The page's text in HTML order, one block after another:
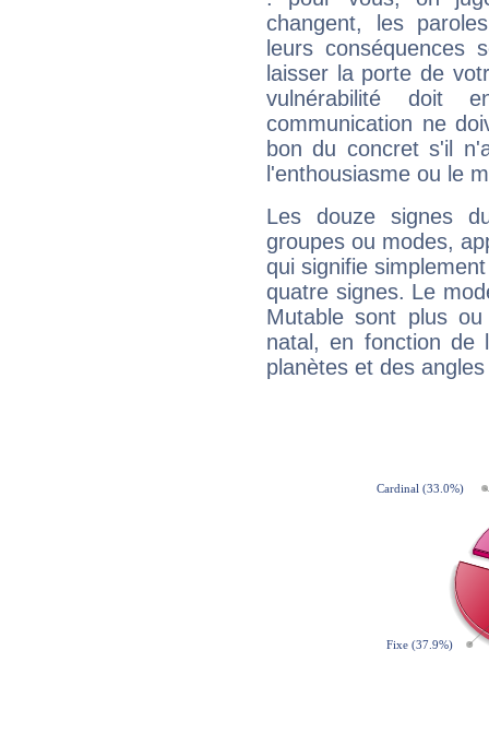
changent, les
leurs conséquences
laisser la porte de
vulnérabilité doit
communication ne
bon du concret s'il
l'enthousiasme ou le
Les douze signes
groupes ou modes,
qui signifie
quatre signes. Le
Mutable sont plus
natal, en fonction de
planètes et des